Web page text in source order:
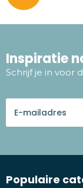
Inspiratie
Schrijf je in voor
Populaire